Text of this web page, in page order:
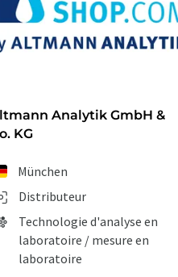
Analytik GmbH &
KG
Distributeur
München
Technologie d'analyse en
laboratoire / mesure en
laboratoire